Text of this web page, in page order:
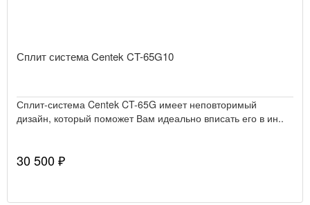
Сплит система Centek CT-65G10
Сплит-система Centek CT-65G имеет неповторимый
дизайн, который поможет Вам идеально вписать его в ин..
30 500 ₽